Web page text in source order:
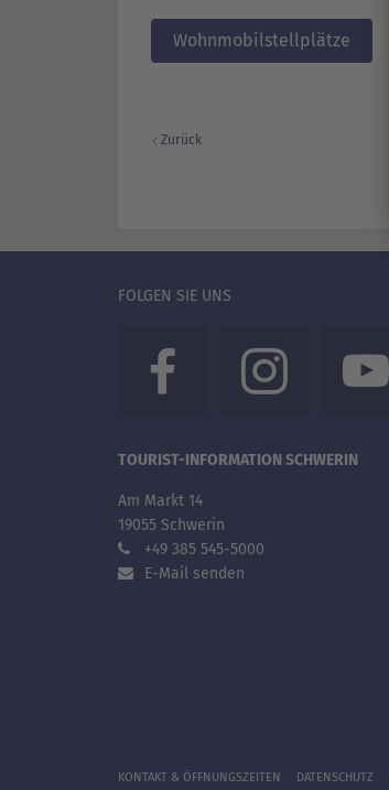
Wohnmobilstellplätze
Zurück
FOLGEN SIE UNS
TOURIST-INFORMATION SCHWERIN
Am Markt 14
19055 Schwerin
+49 385 545-5000
E-Mail senden
KONTAKT & ÖFFNUNGSZEITEN DATENSCHUTZ